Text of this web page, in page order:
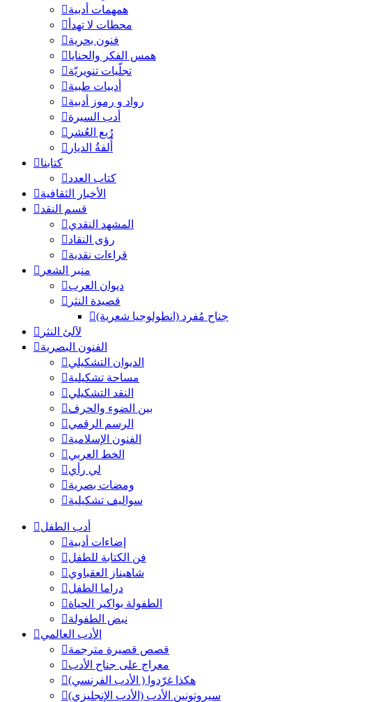
همهمات أدبية
محطات لا تهدأ
فنون بحرية
همس الفكر والحنايا
تجلّيات تنويريّة
أدبيات طبية
رواد و رموز أدبية
أدب السيرة
رُبع العُشر
أُلفةُ الديار
كتابنا
كتاب العدد
الأخبار الثقافية
قسم النقد
المشهد النقدي
رؤى النقاد
قراءات نقدية
منبر الشعر
ديوان العرب
قصيدة النثر
جناح مُفرد (انطولوجيا شعرية)
لآلئ النثر
الفنون البصرية
الديوان التشكيلي
مساحة تشكيلية
النقد التشكيلي
بين الضوء والحرف
الرسم الرقمي
الفنون الإسلامية
الخط العربي
لي رأي
ومضات بصرية
سواليف تشكيلية
أدب الطفل
إضاءات أدبية
فن الكتابة للطفل
شاهيناز العقباوي
دراما الطفل
الطفولة بواكير الحياة
نبض الطفولة
الأدب العالمي
قصص قصيرة مترجمة
معراج على جناح الأدب
هكذا غرّدوا ( الأدب الفرنسي)
سيروتونين الأدب (الأدب الإنجليزي)